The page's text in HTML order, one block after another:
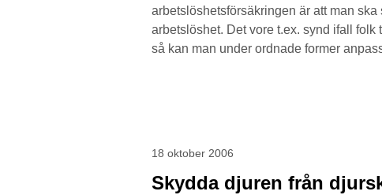
arbetslöshetsförsäkringen är att man
arbetslöshet. Det vore t.ex. synd ifall
så kan man under ordnade former
18 oktober 2006
Skydda djuren från